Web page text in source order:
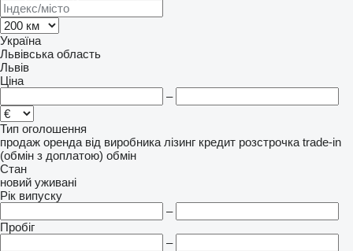
Україна
Львівська область
Львів
Ціна
–
Тип оголошення
продаж оренда від виробника лізинг кредит розстрочка trade-in
(обмін з доплатою) обмін
Стан
новий уживані
Рік випуску
–
Пробіг
–